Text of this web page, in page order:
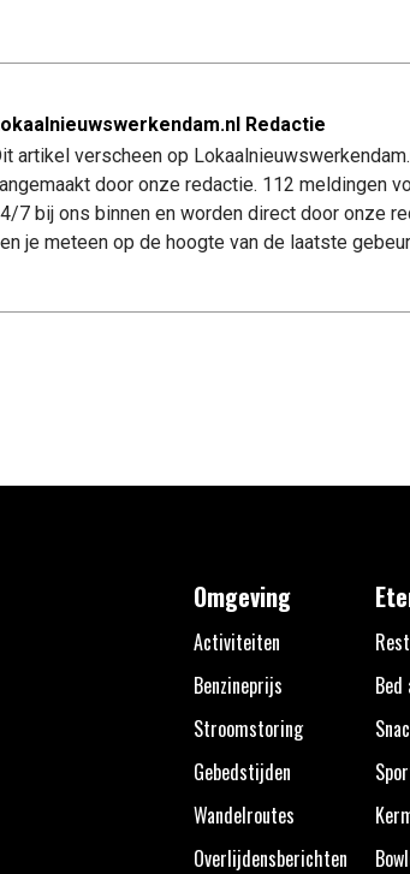
Redactie
artikel verscheen op
door onze redactie. 112 meldingen
7 bij ons binnen en worden direct door onze
je meteen op de hoogte van de laatste
Omgeving
Activiteiten
Benzineprijs
Stroomstoring
Gebedstijden
Wandelroutes
Overlijdensberichten